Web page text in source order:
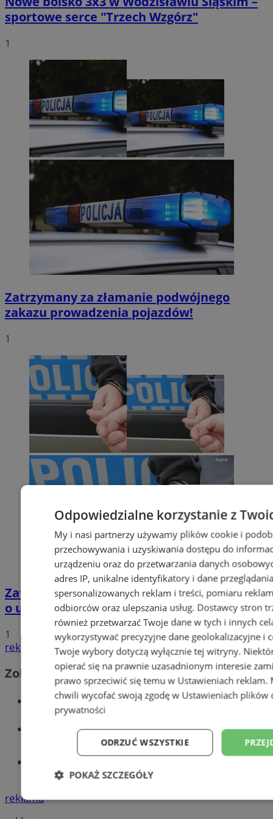
sportowe serce "Trzech Wzgórz"
1
Zatrzymany za złamanie podwójnego
zakazu prowadzenia pojazdów!
1
Zatrzymano 35-latka związanego ze sprawą
o usiłowanie zabójstwa!
1
reklama
Zobacz również
Wiadomości kryminalne w Wodzisławiu
Wiadomości lokalne
Śląski
reklama
Odpowiedzialne korzystanie z
My i nasi partnerzy używamy plików cookie i
przechowywania i uzyskiwania dostępu do
urządzeniu oraz do przetwarzania danych
adres IP, unikalne identyfikatory i dane
spersonalizowanych reklam i treści, pomiaru
odbiorców oraz ulepszania usług. Dostawcy stron
również przetwarzać Twoje dane w tych i innych
wykorzystywać precyzyjne dane geolokalizacyjne i
Twoje wybory dotyczą wyłącznie tej witryny.
opierać się na prawnie uzasadnionym interesie
prawo sprzeciwić się temu w Ustawieniach reklam.
chwili wycofać swoją zgodę w Ustawieniach plików
prywatności
ODRZUĆ WSZYSTKIE
POKAŻ SZCZEGÓŁY
Niezbędne Wydajność